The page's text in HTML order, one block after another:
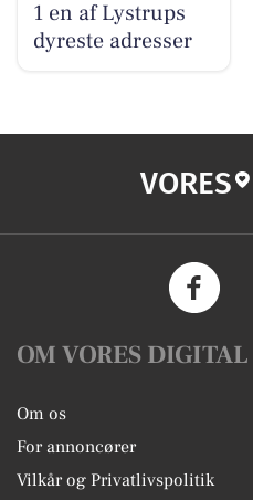
1 en af Lystrups
dyreste adresser
VORES
OM VORES DIGITAL
Om os
For annoncører
Vilkår og Privatlivspolitik